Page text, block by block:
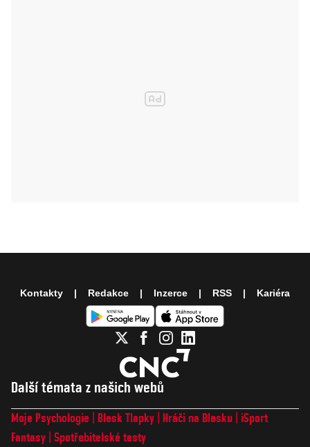
Další témata z našich webů
Moje Psychologie Blesk Tlapky Hráči na Blesku
iSport
Fantasy Spotřebitelské testy
Kontakty Redakce Inzerce RSS Kariéra